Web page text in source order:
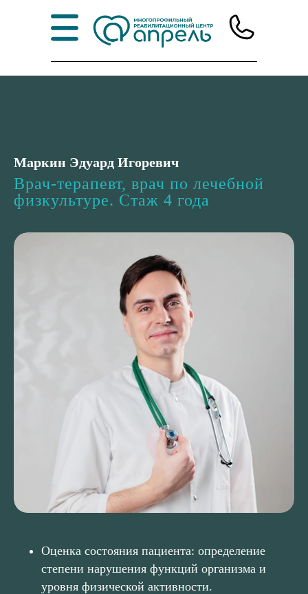
Маркин Эдуард Игоревич
Врач-терапевт, врач по лечебной
физкультуре. Стаж 4 года
Оценка состояния пациента: определение
степени нарушения функций организма и
уровня физической активности.